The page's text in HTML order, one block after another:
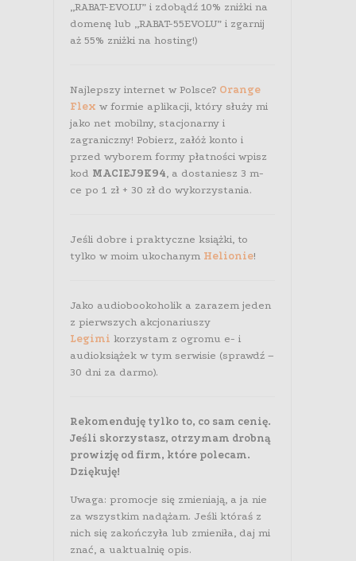
„RABAT-EVOLU” i zdobądź 10% zniżki na
domenę lub „RABAT-55EVOLU” i zgarnij
aż 55% zniżki na hosting!)
Najlepszy internet w Polsce? Orange
Flex w formie aplikacji, który służy mi
jako net mobilny, stacjonarny i
zagraniczny! Pobierz, załóż konto i
przed wyborem formy płatności wpisz
kod MACIEJ9K94, a dostaniesz 3 m-
ce po 1 zł + 30 zł do wykorzystania.
Jeśli dobre i praktyczne książki, to
tylko w moim ukochanym Helionie!
Jako audiobookoholik a zarazem jeden
z pierwszych akcjonariuszy
Legimi korzystam z ogromu e- i
audioksiążek w tym serwisie (sprawdź –
30 dni za darmo).
Rekomenduję tylko to, co sam cenię.
Jeśli skorzystasz, otrzymam drobną
prowizję od firm, które polecam.
Dziękuję!
Uwaga: promocje się zmieniają, a ja nie
za wszystkim nadążam. Jeśli któraś z
nich się zakończyła lub zmieniła, daj mi
znać, a uaktualnię opis.